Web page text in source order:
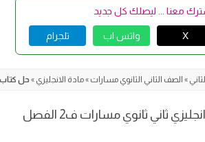
معنا ... ليصلك كل جديد
X واتس اب تلجرام
» الصف الثاني الثانوي مسارات »مادة الانجليزي » حل كتاب
حل كتاب النشاط انجليزي ثاني ثانوي مسارات ف2 الفصل